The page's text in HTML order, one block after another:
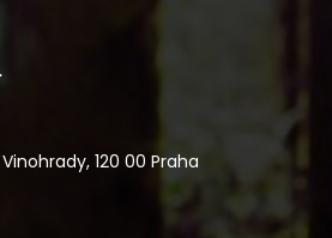
120 00 Praha